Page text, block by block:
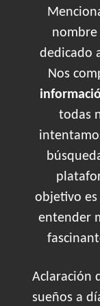
dedicado
Nos
todas
objetivo
entender
Aclaración
sueños a